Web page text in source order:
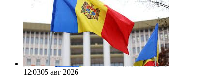
12:0305 авг 2026